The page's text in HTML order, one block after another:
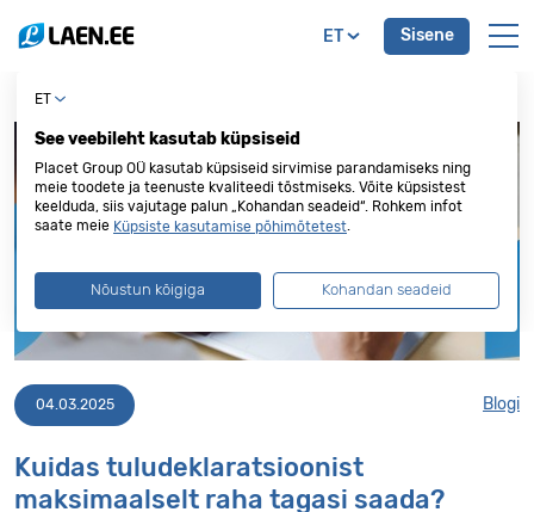
ET Sisene
04.03.2025 Blogi
Kuidas tuludeklaratsioonist
maksimaalselt raha tagasi saada?
ET
See veebileht kasutab küpsiseid
Placet Group OÜ kasutab küpsiseid sirvimise parandamiseks ning
meie toodete ja teenuste kvaliteedi tõstmiseks. Võite küpsistest
keelduda, siis vajutage palun „Kohandan seadeid“. Rohkem infot
saate meie Küpsiste kasutamise põhimõtetest.
Nõustun kõigiga Kohandan seadeid